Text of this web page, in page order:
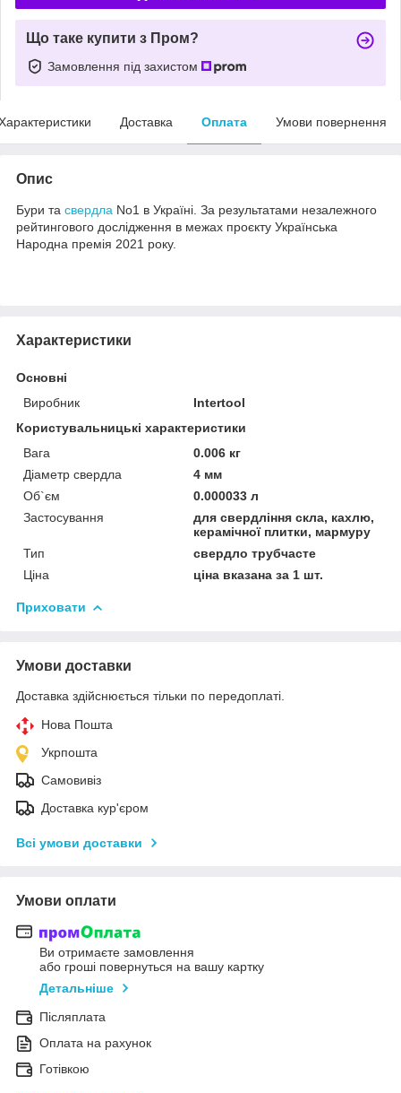
Що таке купити з Пром?
Замовлення під захистом
Доставка Оплата Умови повернення
Опис
Бури та свердла No1 в Україні. За результатами незалежного
рейтингового дослідження в межах проєкту Українська
Народна премія 2021 року.
Характеристики
Основні
Виробник
Intertool
Користувальницькі характеристики
Вага
0.006 кг
Діаметр свердла
4 мм
Об`єм
0.000033 л
Застосування
для свердління скла, кахлю,
керамічної плитки, мармуру
Тип
свердло трубчасте
Ціна
ціна вказана за 1 шт.
Приховати
Умови доставки
Доставка здійснюється тільки по передоплаті.
Нова Пошта
Укрпошта
Самовивіз
Доставка кур'єром
Всі умови доставки
Умови оплати
Ви отримаєте замовлення
або гроші повернуться на вашу картку
Детальніше
Післяплата
Оплата на рахунок
Готівкою